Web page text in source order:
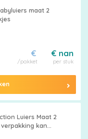
maat 2
€ nan
per stuk
€
/pakket
Luiers Maat 2
kan